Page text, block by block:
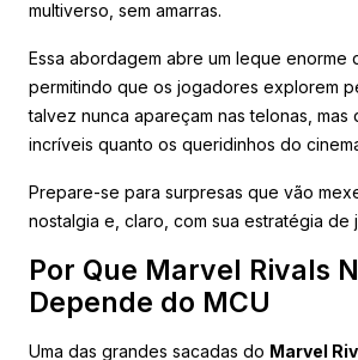
multiverso, sem amarras.
Essa abordagem abre um leque enorme
permitindo que os jogadores explorem
talvez nunca apareçam nas telonas, mas
incríveis quanto os queridinhos do
Prepare-se para surpresas que vão
nostalgia e, claro, com sua estratégia de
Por Que Marvel Rivals
Depende do MCU
Uma das grandes sacadas do Marvel